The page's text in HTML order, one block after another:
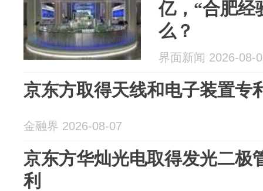
亿，“合肥经
么？
界面新闻 2026-08-
京东方取得天线和电子装置专
金融界 2026-08-07
京东方华灿光电取得发光二极
利